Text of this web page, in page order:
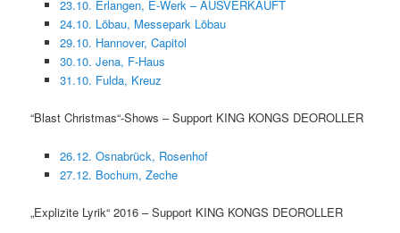
23.10. Erlangen, E-Werk – AUSVERKAUFT
24.10. Löbau, Messepark Löbau
29.10. Hannover, Capitol
30.10. Jena, F-Haus
31.10. Fulda, Kreuz
“Blast Christmas“-Shows – Support KING KONGS DEOROLLER
26.12. Osnabrück, Rosenhof
27.12. Bochum, Zeche
„Explizite Lyrik“ 2016 – Support KING KONGS DEOROLLER